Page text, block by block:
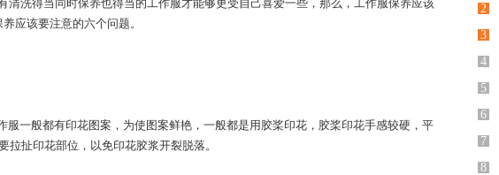
洗得当同时保养也得当的工作服才能够更受自己喜爱一些，那么，工作服保养应该
应该要注意的六个问题。
服一般都有印花图案，为使图案鲜艳，一般都是用胶桨印花，胶桨印花手感较硬，平
拉扯印花部位，以免印花胶浆开裂脱落。
2
3
4
5
6
7
8